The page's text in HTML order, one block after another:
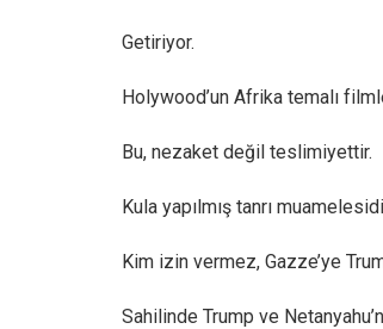
Getiriyor.
Holywood’un Afrika temalı
Bu, nezaket değil teslimiyettir.
Kula yapılmış tanrı
Kim izin vermez, Gazze’ye
Sahilinde Trump ve